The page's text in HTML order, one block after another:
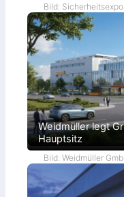
Bild:
Weidmüller legt
Hauptsitz
Bild: Weidmüller